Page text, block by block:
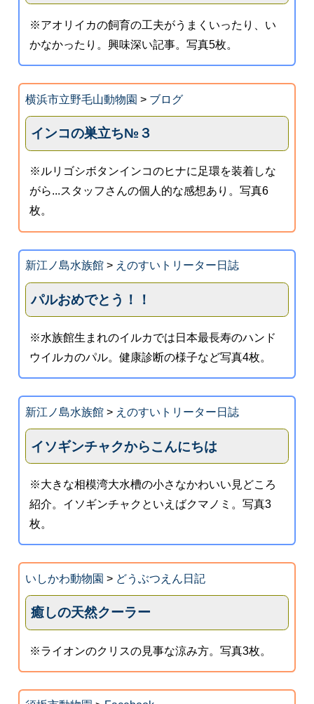
※アオリイカの飼育の工夫がうまくいったり、い
かなかったり。興味深い記事。写真5枚。
横浜市立野毛山動物園 > ブログ
インコの巣立ち№３
※ルリゴシボタンインコのヒナに足環を装着しな
がら...スタッフさんの個人的な感想あり。写真6
枚。
新江ノ島水族館> えのすいトリーター日誌
パルおめでとう！！
※水族館生まれのイルカでは日本最長寿のハンド
ウイルカのパル。健康診断の様子など写真4枚。
新江ノ島水族館> えのすいトリーター日誌
イソギンチャクからこんにちは
※大きな相模湾大水槽の小さなかわいい見どころ
紹介。イソギンチャクといえばクマノミ。写真3
枚。
いしかわ動物園 > どうぶつえん日記
癒しの天然クーラー
※ライオンのクリスの見事な涼み方。写真3枚。